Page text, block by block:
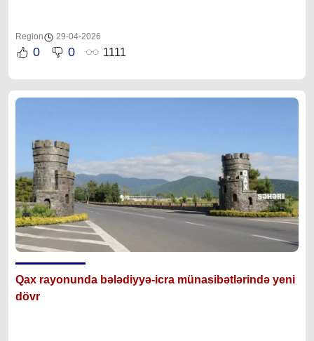
Region 29-04-2026
0 0 1111
Qax rayonunda bələdiyyə-icra münasibətlərində yeni
dövr